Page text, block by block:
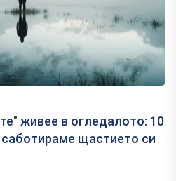
живее в огледалото: 10
щастието си